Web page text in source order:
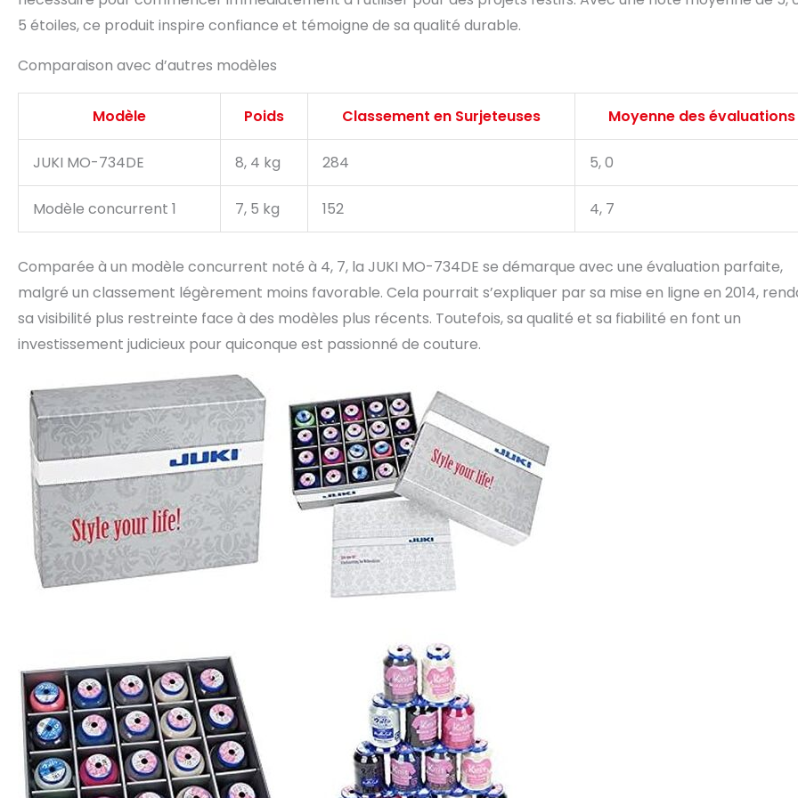
5 étoiles, ce produit inspire confiance et témoigne de sa qualité durable.
Comparaison avec d’autres modèles
Modèle Poids Classement en Surjeteuses Moyenne des évaluations
JUKI MO-734DE 8, 4 kg 284 5, 0
Modèle concurrent 1 7, 5 kg 152 4, 7
Comparée à un modèle concurrent noté à 4, 7, la JUKI MO-734DE se démarque avec une évaluation parfaite,
malgré un classement légèrement moins favorable. Cela pourrait s’expliquer par sa mise en ligne en 2014,
sa visibilité plus restreinte face à des modèles plus récents. Toutefois, sa qualité et sa fiabilité en font un
investissement judicieux pour quiconque est passionné de couture.